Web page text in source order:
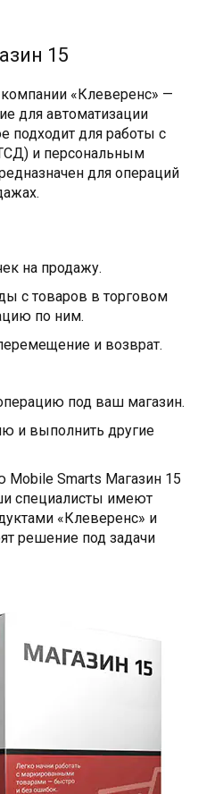
15
«Клеверенс» —
для автоматизации
подходит для работы с
и персональным
для операций
на продажу.
с товаров в торговом
по ним.
и возврат.
под ваш магазин.
и выполнить другие
Smarts Магазин 15
специалисты имеют
«Клеверенс» и
решение под задачи